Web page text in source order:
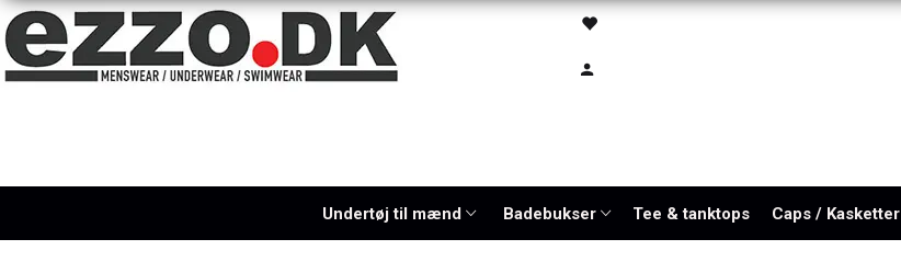
Undertøj til mænd Badebukser Tee & tanktops Caps / Kasketter